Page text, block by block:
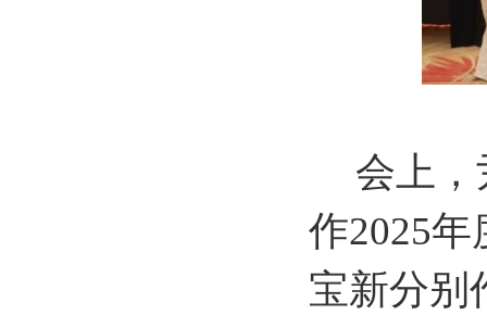
会上
作2025
宝新分别